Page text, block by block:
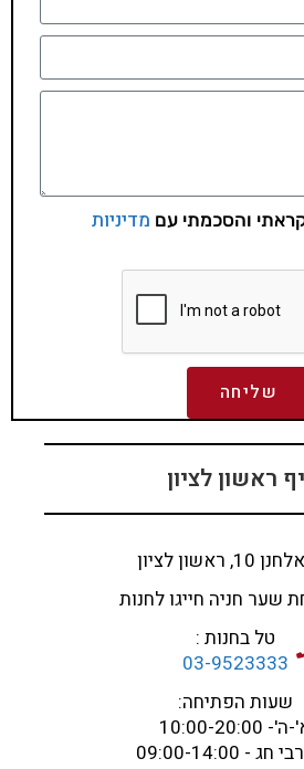
והסכמתי עם מדיניות
שליחה
ראשון לציון
ראשון לציון
שער חניה חייגו לחנות
טל בחנות :
03-9523333
שעות הפתיחה:
10:00-20:00
- 09:00-14:00